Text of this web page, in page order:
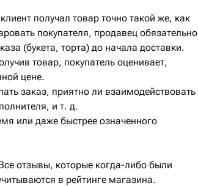
клиент получал товар точно такой же, как
покупателя, продавец обязательно
(букета, торта) до начала доставки.
товар, покупатель оценивает,
цене.
заказ, приятно ли взаимодействовать
и т. д.
или даже быстрее означенного
отзывы, которые когда-либо были
в рейтинге магазина.